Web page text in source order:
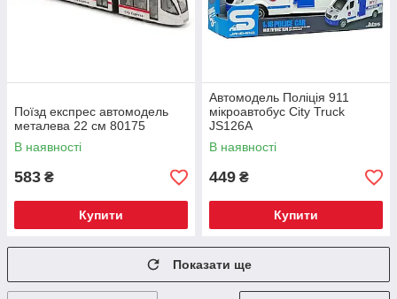
Поїзд експрес автомодель
металева 22 см 80175
В наявності
583 ₴
Купити
Автомодель Поліція 911
мікроавтобус City Truck
JS126A
В наявності
449 ₴
Купити
Показати ще